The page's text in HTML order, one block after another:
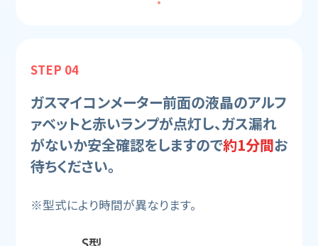
STEP 04
ガスマイコンメーター前面の液晶のアルフ
ァベットと赤いランプが点灯し、ガス漏れ
がないか安全確認をしますので約1分間お
待ちください。
※型式により時間が異なります。